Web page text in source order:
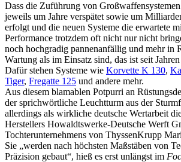
Dass die Zuführung von
jeweils um Jahre verspätet sowie um
erfolgt und die neuen Systeme die erwartete
Performance trotzdem oft nicht nur nicht
noch hochgradig pannenanfällig und mehr in
Wartung als im Einsatz sind, das ist seit
Dafür stehen Systeme wie Korvette K 130,
Tiger, Fregatte 125 und andere mehr.
Aus diesem blamablen Potpurri an
der sprichwörtliche Leuchtturm aus der
allerdings als wirkliche deutsche Wertarbeit
Herstellers Howaldtswerke-Deutsche Werft
Tochterunternehmens von ThyssenKrupp
Sie „werden nach höchsten Maßstäben von
Präzision gebaut“, hieß es erst unlängst im